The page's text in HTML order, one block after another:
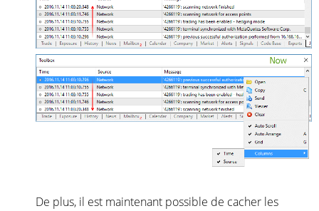
De plus, il est maintenant possible de cacher les